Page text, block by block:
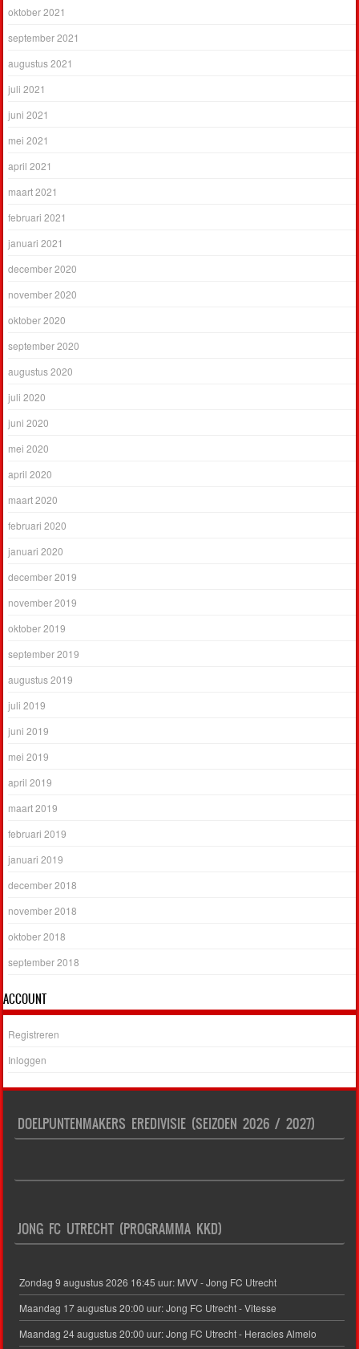
oktober 2021
september 2021
augustus 2021
juli 2021
juni 2021
mei 2021
april 2021
maart 2021
februari 2021
januari 2021
december 2020
november 2020
oktober 2020
september 2020
augustus 2020
juli 2020
juni 2020
mei 2020
april 2020
maart 2020
februari 2020
januari 2020
december 2019
november 2019
oktober 2019
september 2019
augustus 2019
juli 2019
juni 2019
mei 2019
april 2019
maart 2019
februari 2019
januari 2019
december 2018
november 2018
oktober 2018
september 2018
ACCOUNT
Registreren
Inloggen
DOELPUNTENMAKERS EREDIVISIE (SEIZOEN 2026 / 2027)
JONG FC UTRECHT (PROGRAMMA KKD)
Zondag 9 augustus 2026 16:45 uur: MVV - Jong FC Utrecht
Maandag 17 augustus 20:00 uur: Jong FC Utrecht - Vitesse
Maandag 24 augustus 20:00 uur: Jong FC Utrecht - Heracles Almelo